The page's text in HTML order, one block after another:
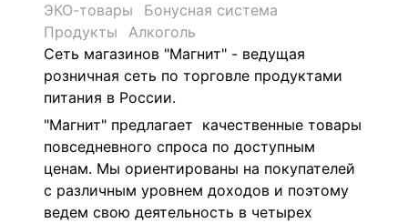
ЭКО-товары
Бонусная система
Продукты
Алкоголь
Сеть магазинов "Магнит" - ведущая
розничная сеть по торговле продуктами
питания в России.
"Магнит" предлагает качественные товары
повседневного спроса по доступным
ценам. Мы ориентированы на покупателей
с различным уровнем доходов и поэтому
ведем свою деятельность в четырех